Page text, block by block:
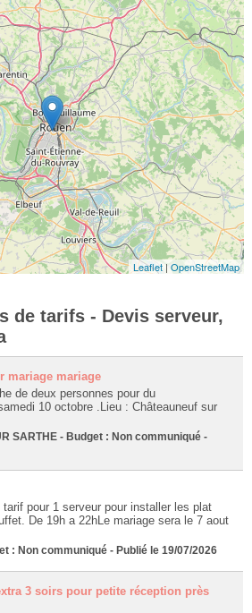
Leaflet |OpenStreetMap
de tarifs - Devis serveur,
mariage mariage
de deux personnes pour du
10 octobre .Lieu : Châteauneuf sur
SARTHE - Budget : Non communiqué -
pour 1 serveur pour installer les plat
De 19h a 22hLe mariage sera le 7 aout
: Non communiqué - Publié le 19/07/2026
3 soirs pour petite réception près